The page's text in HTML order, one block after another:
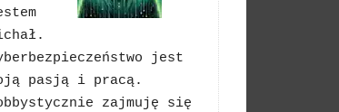
jest
pasją i pracą.
zajmuję się